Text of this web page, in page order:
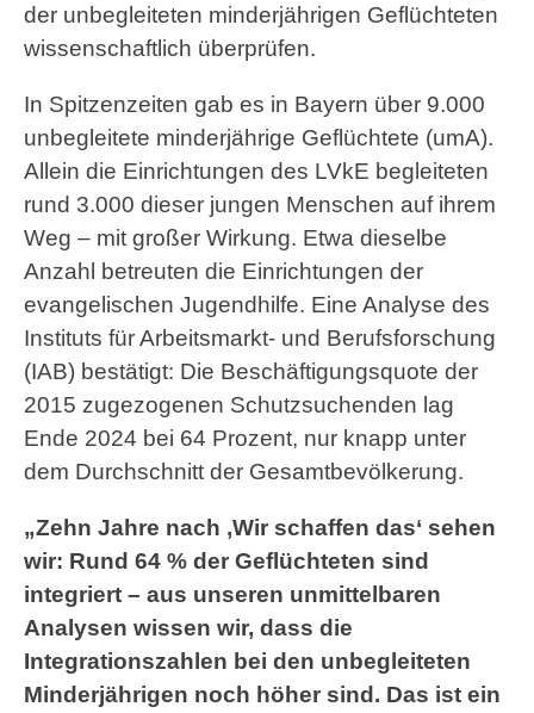
der unbegleiteten minderjährigen Geflüchteten
wissenschaftlich überprüfen.
In Spitzenzeiten gab es in Bayern über 9.000
unbegleitete minderjährige Geflüchtete (umA).
Allein die Einrichtungen des LVkE begleiteten
rund 3.000 dieser jungen Menschen auf ihrem
Weg – mit großer Wirkung. Etwa dieselbe
Anzahl betreuten die Einrichtungen der
evangelischen Jugendhilfe. Eine Analyse des
Instituts für Arbeitsmarkt- und Berufsforschung
(IAB) bestätigt: Die Beschäftigungsquote der
2015 zugezogenen Schutzsuchenden lag
Ende 2024 bei 64 Prozent, nur knapp unter
dem Durchschnitt der Gesamtbevölkerung.
„Zehn Jahre nach ‚Wir schaffen das‘ sehen
wir: Rund 64 % der Geflüchteten sind
integriert – aus unseren unmittelbaren
Analysen wissen wir, dass die
Integrationszahlen bei den unbegleiteten
Minderjährigen noch höher sind. Das ist ein